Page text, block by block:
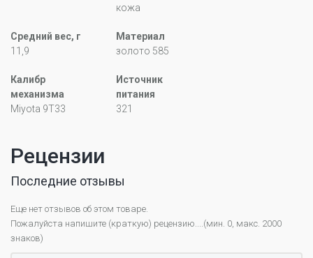
кожа
Средний вес, г
11,9
Материал
золото 585
Калибр
механизма
Miyota 9T33
Источник
питания
321
Рецензии
Последние отзывы
Еще нет отзывов об этом товаре.
Пожалуйста напишите (краткую) рецензию....(мин. 0, макс. 2000
знаков)